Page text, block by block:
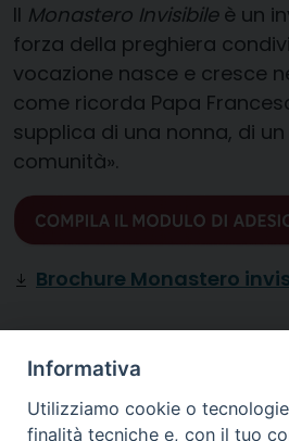
Il Monastero Invisibileè un
forza della preghiera
vocazione nasce e cresce
come ricorda Papa
supplica di una nonna, di
comunità».
Brochure Monastero
Informativa
Utilizziamo cookie o
finalità tecniche e, con il tuo